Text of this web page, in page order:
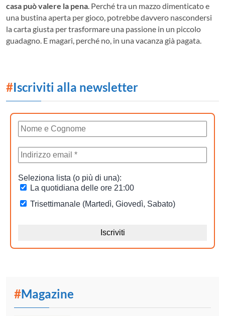
casa può valere la pena. Perché tra un mazzo dimenticato e
una bustina aperta per gioco, potrebbe davvero nascondersi
la carta giusta per trasformare una passione in un piccolo
guadagno. E magari, perché no, in una vacanza già pagata.
#Iscriviti alla newsletter
#Magazine